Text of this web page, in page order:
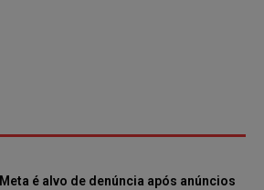
Meta é alvo de denúncia após anúncios